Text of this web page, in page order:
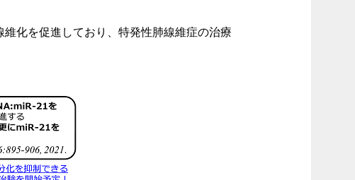
化を促進しており、特発性肺線維症の治療